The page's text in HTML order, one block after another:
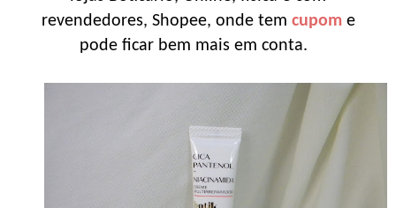
revendedores, Shopee, onde tem cupome
pode ficar bem mais em conta.